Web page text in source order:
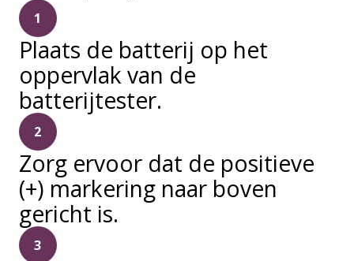
1
Plaats de batterij op het
oppervlak van de
batterijtester.
2
Zorg ervoor dat de positieve
(+) markering naar boven
gericht is.
3